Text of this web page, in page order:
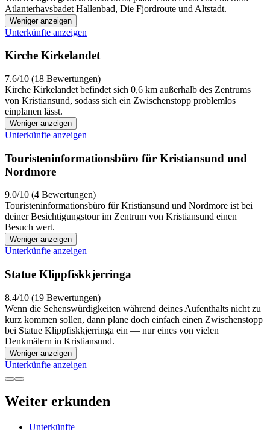
Atlanterhavsbadet Hallenbad, Die Fjordroute und Altstadt.
Weniger anzeigen
Unterkünfte anzeigen
Kirche Kirkelandet
7.6/10 (18 Bewertungen)
Kirche Kirkelandet befindet sich 0,6 km außerhalb des Zentrums
von Kristiansund, sodass sich ein Zwischenstopp problemlos
einplanen lässt.
Weniger anzeigen
Unterkünfte anzeigen
Touristeninformationsbüro für Kristiansund und
Nordmore
9.0/10 (4 Bewertungen)
Touristeninformationsbüro für Kristiansund und Nordmore ist bei
deiner Besichtigungstour im Zentrum von Kristiansund einen
Besuch wert.
Weniger anzeigen
Unterkünfte anzeigen
Statue Klippfiskkjerringa
8.4/10 (19 Bewertungen)
Wenn die Sehenswürdigkeiten während deines Aufenthalts nicht zu
kurz kommen sollen, dann plane doch einfach einen Zwischenstopp
bei Statue Klippfiskkjerringa ein — nur eines von vielen
Denkmälern in Kristiansund.
Weniger anzeigen
Unterkünfte anzeigen
Weiter erkunden
Unterkünfte